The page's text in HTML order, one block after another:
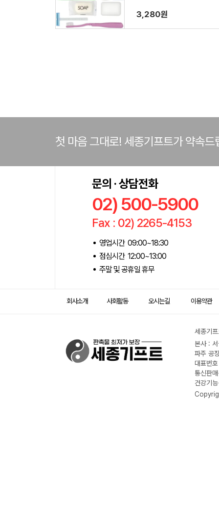
3,280원
첫 마음 그대로! 세종기프트가 약속드
문의 · 상담전화
02) 500-5900
Fax : 02) 2265-4153
영업시간 09:00~18:30
점심시간 12:00~13:00
주말 및 공휴일 휴무
회사소개 사회활동 오시는길 이용약관
세종기
본사 :
파주 공
대표번
통신판
건강기